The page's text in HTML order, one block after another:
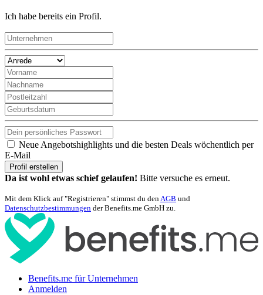
Ich habe bereits ein Profil.
Neue Angebotshighlights und die besten Deals wöchentlich per
E-Mail
Profil erstellen
Da ist wohl etwas schief gelaufen! Bitte versuche es erneut.
Mit dem Klick auf "Registrieren" stimmst du denAGB und
Datenschutzbestimmungen der Benefits.me GmbH zu.
Benefits.me für Unternehmen
Anmelden